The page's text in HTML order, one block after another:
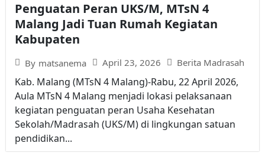
Penguatan Peran UKS/M, MTsN 4
Malang Jadi Tuan Rumah Kegiatan
Kabupaten
By matsanema April 23, 2026 Berita Madrasah
Kab. Malang (MTsN 4 Malang)-Rabu, 22 April 2026,
Aula MTsN 4 Malang menjadi lokasi pelaksanaan
kegiatan penguatan peran Usaha Kesehatan
Sekolah/Madrasah (UKS/M) di lingkungan satuan
pendidikan...